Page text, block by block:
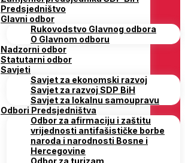
Predsjedništvo
Glavni odbor
Rukovodstvo Glavnog odbora
O Glavnom odboru
Nadzorni odbor
Statutarni odbor
Savjeti
Savjet za ekonomski razvoj
Savjet za razvoj SDP BiH
Savjet za lokalnu samoupravu
Odbori Predsjedništva
Odbor za afirmaciju i zaštitu
vrijednosti antifašističke borbe
naroda i narodnosti Bosne i
Hercegovine
Odbor za turizam